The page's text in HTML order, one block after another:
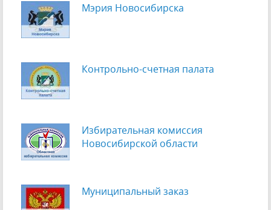
Мэрия Новосибирска
Контрольно-счетная палата
Избирательная комиссия
Новосибирской области
Муниципальный заказ